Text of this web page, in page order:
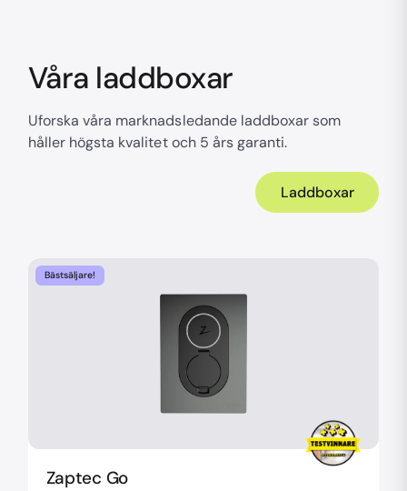
Våra laddboxar
Uforska våra marknadsledande laddboxar som
håller högsta kvalitet och 5 års garanti.
Laddboxar
Bästsäljare!
Zaptec Go